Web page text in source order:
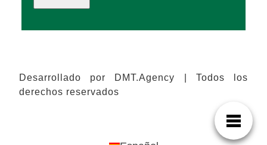
Desarrollado por DMT.Agency | Todos los
derechos reservados